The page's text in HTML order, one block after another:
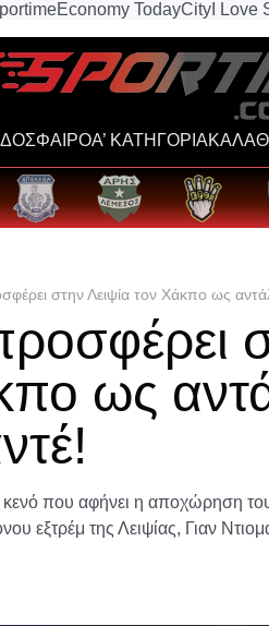
Economy TodayCity I Love
Α’ ΚΑΤΗΓΟΡΙΑ
στην Λειψία τον Χάκπο ως
ως
που αφήνει η αποχώρηση
εξτρέμ της Λειψίας, Γιαν